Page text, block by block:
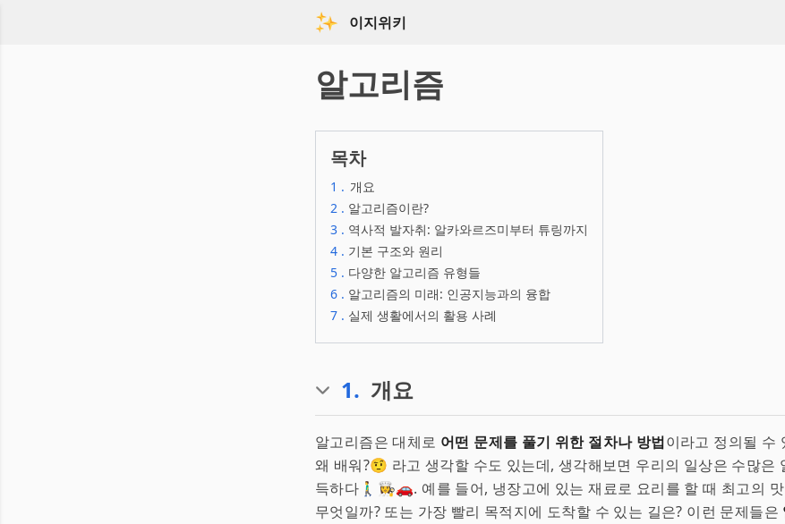
이지위키
알고리즘
목차
1 . 개요
2 . 알고리즘이란?
3 . 역사적 발자취: 알카와르즈미부터 튜링까지
4 . 기본 구조와 원리
5 . 다양한 알고리즘 유형들
6 . 알고리즘의 미래: 인공지능과의 융합
7 . 실제 생활에서의 활용 사례
1. 개요
알고리즘은 대체로 어떤 문제를 풀기 위한 절차나 방법이라고 정의될 수
왜 배워?🤨 라고 생각할 수도 있는데, 생각해보면 우리의 일상은 수많은
득하다🚶‍♂️👩‍🍳🚗. 예를 들어, 냉장고에 있는 재료로 요리를 할 때 최고의
무엇일까? 또는 가장 빨리 목적지에 도착할 수 있는 길은? 이런 문제들은